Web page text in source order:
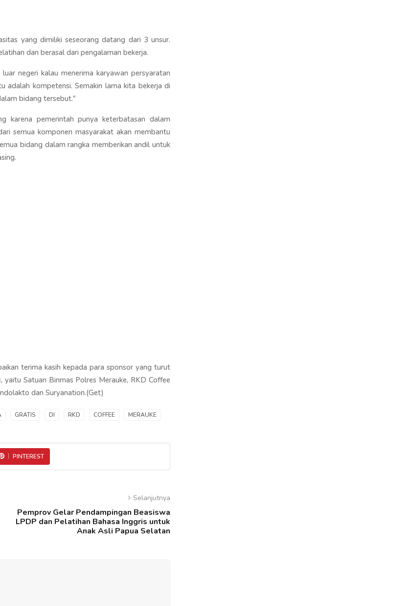
yang dimiliki seseorang datang dari 3 unsur.
dan berasal dari pengalaman bekerja.
negeri kalau menerima karyawan persyaratan
adalah kompetensi. Semakin lama kita bekerja di
bidang tersebut."
karena pemerintah punya keterbatasan dalam
semua komponen masyarakat akan membantu
bidang dalam rangka memberikan andil untuk
terima kasih kepada para sponsor yang turut
Satuan Binmas Polres Merauke, RKD Coffee
dan Suryanation.(Get)
GRATIS DI RKD COFFEE MERAUKE
PINTEREST
Selanjutnya
Pemprov Gelar Pendampingan Beasiswa
LPDP dan Pelatihan Bahasa Inggris untuk
Anak Asli Papua Selatan